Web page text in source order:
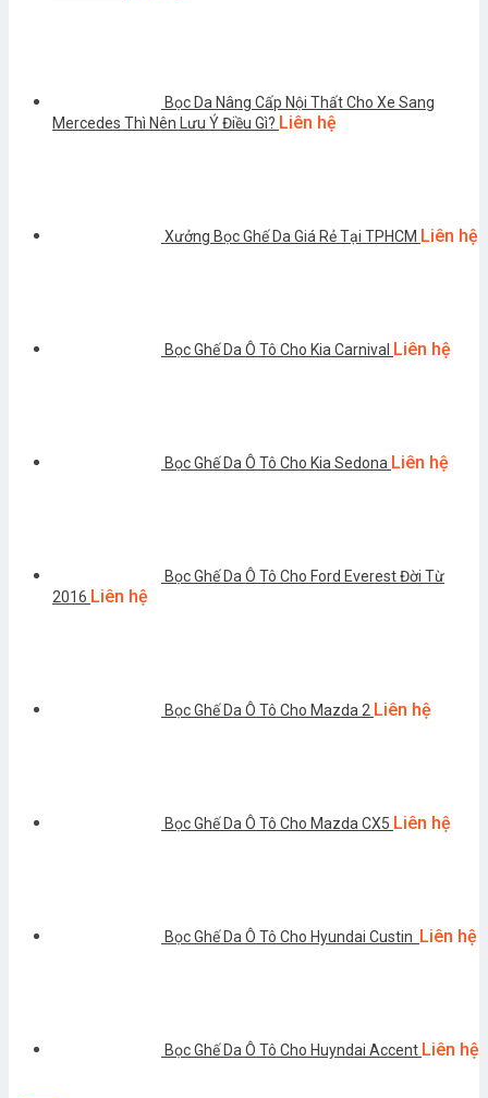
Bọc Da Nâng Cấp Nội Thất Cho Xe Sang
Mercedes Thì Nên Lưu Ý Điều Gì? Liên hệ
Xưởng Bọc Ghế Da Giá Rẻ Tại TPHCM Liên hệ
Bọc Ghế Da Ô Tô Cho Kia Carnival Liên hệ
Bọc Ghế Da Ô Tô Cho Kia Sedona Liên hệ
Bọc Ghế Da Ô Tô Cho Ford Everest Đời Từ
2016 Liên hệ
Bọc Ghế Da Ô Tô Cho Mazda 2 Liên hệ
Bọc Ghế Da Ô Tô Cho Mazda CX5 Liên hệ
Bọc Ghế Da Ô Tô Cho Hyundai Custin Liên hệ
Bọc Ghế Da Ô Tô Cho Huyndai Accent Liên hệ